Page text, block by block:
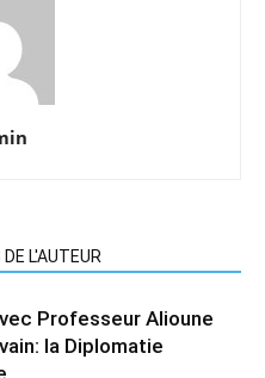
DE L'AUTEUR
Professeur Alioune
la Diplomatie